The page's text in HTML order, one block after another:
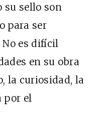
su sello son
para ser
No es difícil
en su obra
la curiosidad, la
por el